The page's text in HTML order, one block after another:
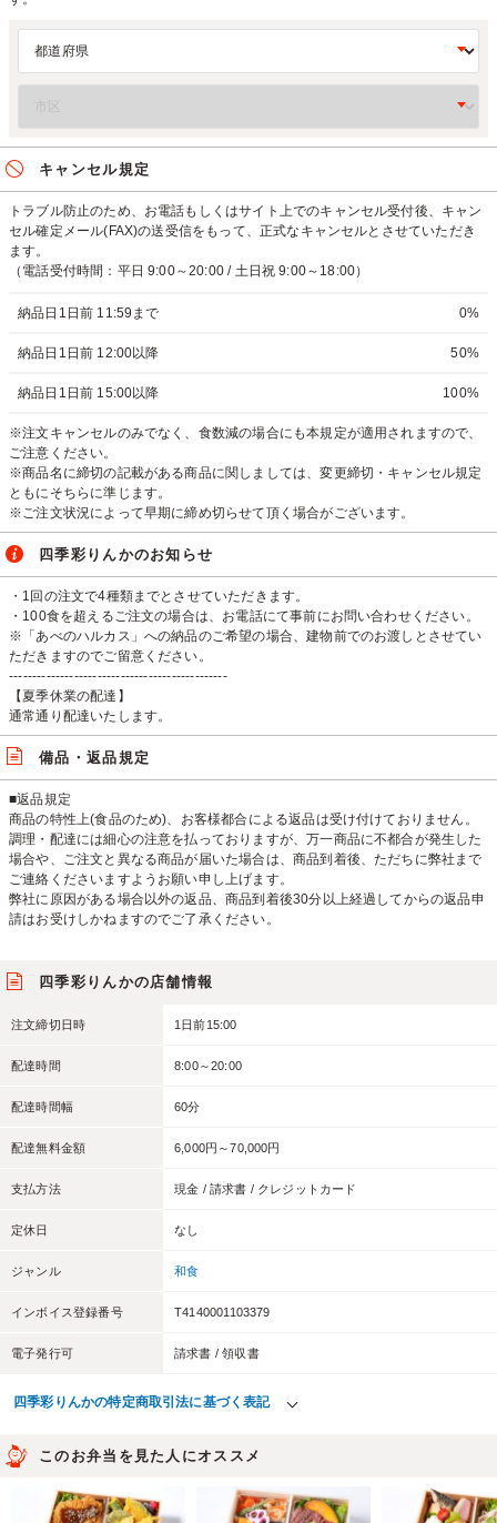
キャンセル規定
トラブル防止のため、お電話もしくはサイト上でのキャンセル受付後、キャン
セル確定メール(FAX)の送受信をもって、正式なキャンセルとさせていただき
ます。
（電話受付時間：平日 9:00～20:00 / 土日祝 9:00～18:00）
納品日1日前 11:59まで 0%
納品日1日前 12:00以降 50%
納品日1日前 15:00以降 100%
※注文キャンセルのみでなく、食数減の場合にも本規定が適用されますので、
ご注意ください。
※商品名に締切の記載がある商品に関しましては、変更締切・キャンセル規定
ともにそちらに準じます。
※ご注文状況によって早期に締め切らせて頂く場合がございます。
四季彩りんかのお知らせ
・1回の注文で4種類までとさせていただきます。
・100食を超えるご注文の場合は、お電話にて事前にお問い合わせください。
※「あべのハルカス」への納品のご希望の場合、建物前でのお渡しとさせてい
ただきますのでご留意ください。
-----------------------------------------------
【夏季休業の配達】
通常通り配達いたします。
備品・返品規定
■返品規定
商品の特性上(食品のため)、お客様都合による返品は受け付けておりません。
調理・配達には細心の注意を払っておりますが、万一商品に不都合が発生した
場合や、ご注文と異なる商品が届いた場合は、商品到着後、ただちに弊社まで
ご連絡くださいますようお願い申し上げます。
弊社に原因がある場合以外の返品、商品到着後30分以上経過してからの返品申
請はお受けしかねますのでご了承ください。
四季彩りんかの店舗情報
注文締切日時 1日前15:00
配達時間 8:00～20:00
配達時間幅 60分
配達無料金額 6,000円～70,000円
支払方法 現金 / 請求書 / クレジットカード
定休日 なし
ジャンル 和食
インボイス登録番号 T4140001103379
電子発行可 請求書 / 領収書
四季彩りんかの特定商取引法に基づく表記
このお弁当を見た人にオススメ